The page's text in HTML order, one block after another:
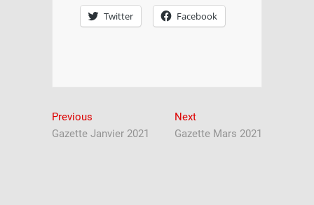
Twitter Facebook
Navigation
de
Previous
post:
Gazette Janvier 2021
NextNext
post:
Gazette Mars 2021